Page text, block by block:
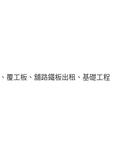
覆工板、舖路鐵板出租、基礎工程